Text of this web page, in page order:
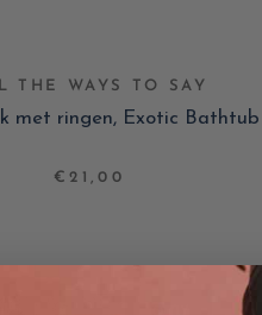
THE WAYS TO SAY
met ringen, Exotic Bathtub
€21,00